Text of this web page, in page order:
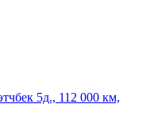
5д., 112 000 км,